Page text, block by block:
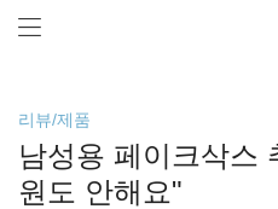
리뷰/제품
남성용 페이크삭스
원도 안해요"